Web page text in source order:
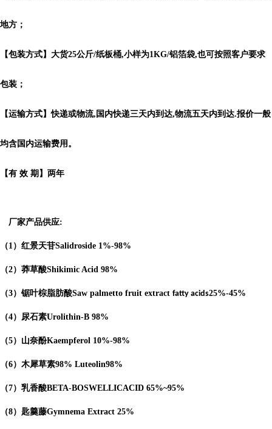
地方；
【包装方式】大货25公斤/纸板桶,小样为1KG/铝箔袋,也可按照客户要求
包装；
【运输方式】快递或物流,国内快递三天内到达,物流五天内到达.报价一般
均含国内运输费用。
【有 效 期】两年
厂家产品供应:
（1）红景天苷Salidroside 1%-98%
（2）莽草酸Shikimic Acid 98%
（3）锯叶棕脂肪酸Saw palmetto fruit extract fatty acids25%-45%
（4） 尿石素Urolithin-B 98%
（5）山奈酚Kaempferol 10%-98%
（6）木犀草素98% Luteolin98%
（7）乳香酸BETA-BOSWELLICACID 65%~95%
（8）匙羹藤Gymnema Extract 25%